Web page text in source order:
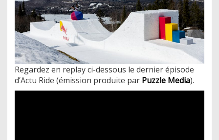
Regardez en replay ci-dessous le dernier épisode
d’Actu Ride (émission produite par Puzzle Media).